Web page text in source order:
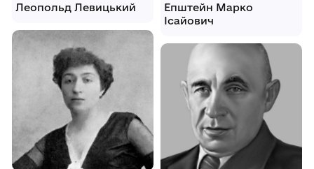
Леопольд Левицький
Епштейн Марко
Ісайович